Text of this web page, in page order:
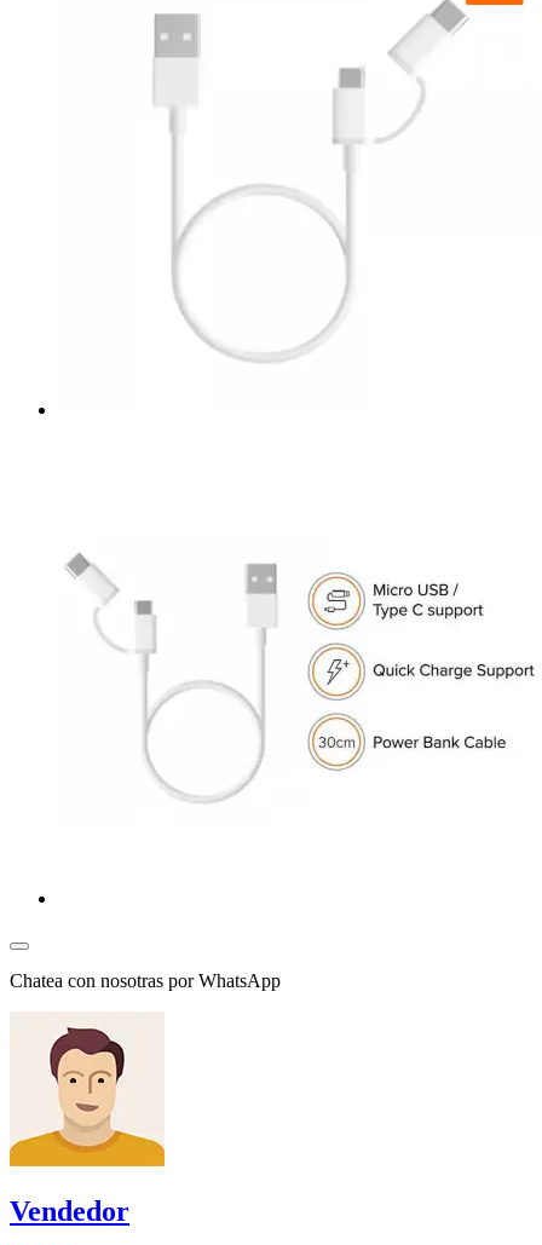
Chatea con nosotras por WhatsApp
Vendedor